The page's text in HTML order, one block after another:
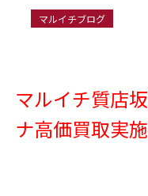
マルイチブログ
マルイチ質店
ナ高価買取実